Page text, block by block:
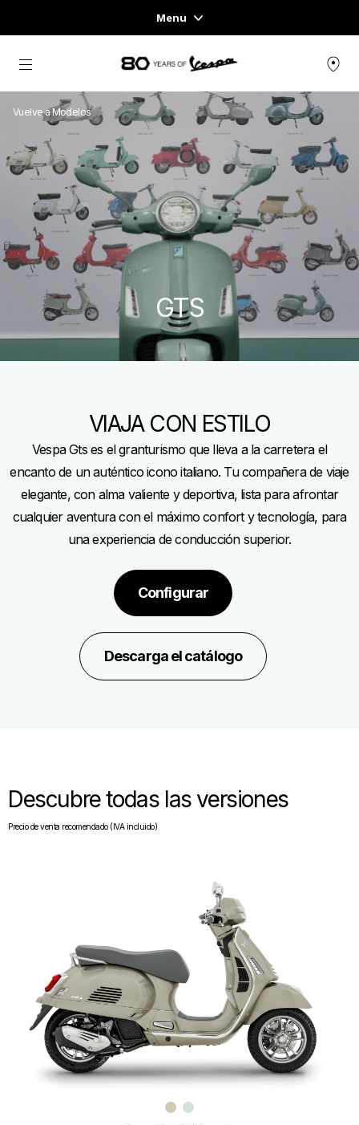
Menu
Home
GAMA DE VEHÍCULOS
READY TO WEAR Y LIFESTYLE
EXPERIENCIAS
CONCEPT STORE
Ir al contenido principal
Vuelve a Modelos
GTS
VIAJA CON ESTILO
Vespa Gts es el granturismo que lleva a la carretera el
encanto de un auténtico icono italiano. Tu compañera de viaje
elegante, con alma valiente y deportiva, lista para afrontar
cualquier aventura con el máximo confort y tecnología, para
una experiencia de conducción superior.
Configurar
Descarga el catálogo
Descubre todas las versiones
Precio de venta recomendado (IVA incluido)